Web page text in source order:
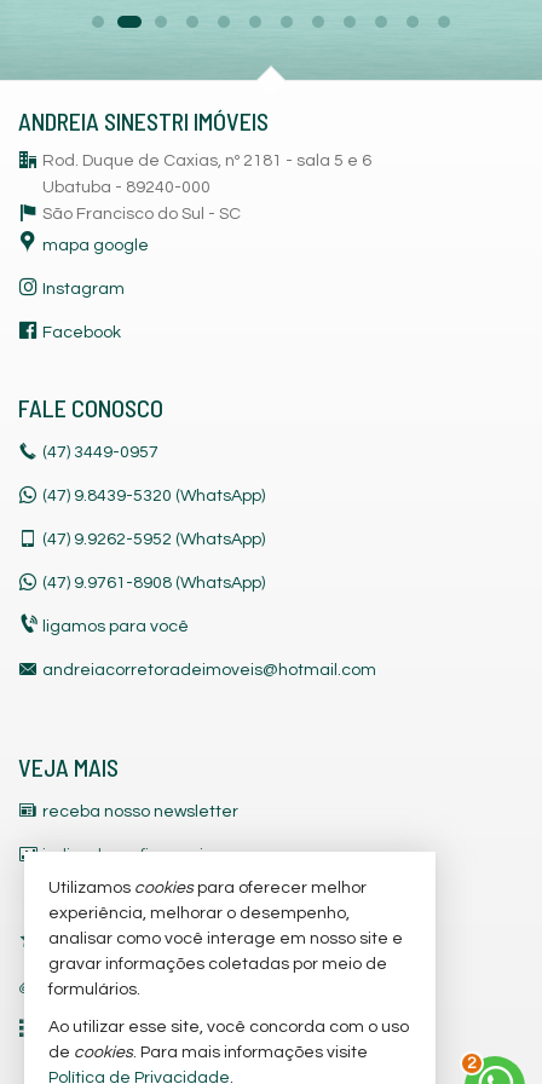
ANDREIA SINESTRI IMÓVEIS
Rod. Duque de Caxias, nº 2181 - sala 5 e 6
Ubatuba - 89240-000
São Francisco do Sul - SC
mapa google
Instagram
Facebook
FALE CONOSCO
(47) 3449-0957
(47) 9.8439-5320 (WhatsApp)
(47) 9.9262-5952 (WhatsApp)
(47) 9.9761-8908 (WhatsApp)
ligamos para você
andreiacorretoradeimoveis@hotmail.com
VEJA MAIS
receba nosso newsletter
indicadores financeiros
cadastre seu imóvel
imóveis favoritos
trabalhe conosco
mapa de imóveis
2
Utilizamos cookiespara oferecer melhor
experiência, melhorar o desempenho,
analisar como você interage em nosso site e
gravar informações coletadas por meio de
formulários.
Ao utilizar esse site, você concorda com o uso
de cookies. Para mais informações visite
Política de Privacidade.